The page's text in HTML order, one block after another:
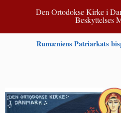
Den Ortodokse Kirke i
Beskyttelses
Rumæniens Patriarkats